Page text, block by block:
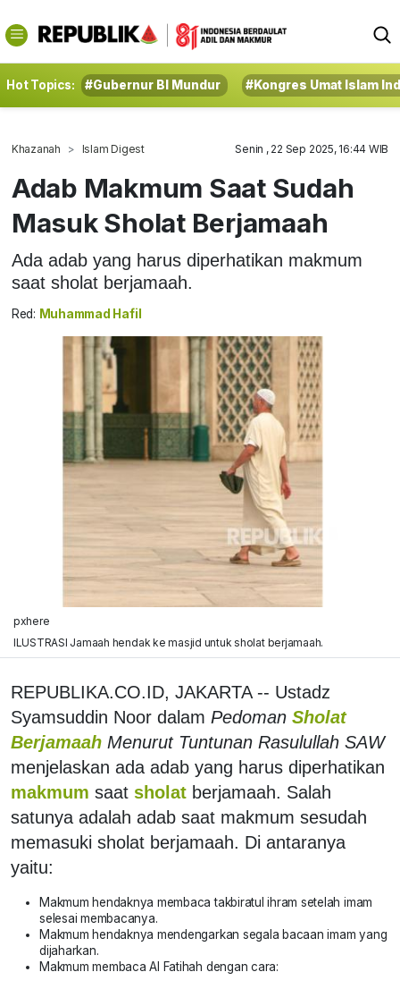
Hot Topics: #Gubernur BI Mundur #Kongres Umat Islam
Khazanah Islam Digest Senin , 22 Sep 2025, 16:44 WIB
Adab Makmum Saat Sudah
Masuk Sholat Berjamaah
Ada adab yang harus diperhatikan makmum
saat sholat berjamaah.
Red: Muhammad Hafil
pxhere
ILUSTRASI Jamaah hendak ke masjid untuk sholat berjamaah.
REPUBLIKA.CO.ID, JAKARTA -- Ustadz
Syamsuddin Noor dalam Pedoman Sholat
Berjamaah Menurut Tuntunan Rasulullah SAW
menjelaskan ada adab yang harus diperhatikan
makmum saat sholat berjamaah. Salah
satunya adalah adab saat makmum sesudah
memasuki sholat berjamaah. Di antaranya
yaitu:
Makmum hendaknya membaca takbiratul ihram setelah imam
selesai membacanya.
Makmum hendaknya mendengarkan segala bacaan imam yang
dijaharkan.
Makmum membaca Al Fatihah dengan cara: